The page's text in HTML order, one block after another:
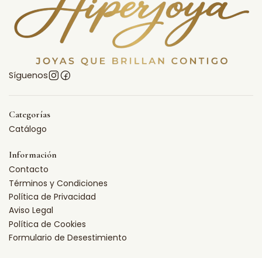
Síguenos
Categorías
Catálogo
Información
Contacto
Términos y Condiciones
Política de Privacidad
Aviso Legal
Política de Cookies
Formulario de Desestimiento